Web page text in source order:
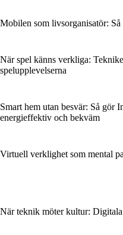
Mobilen som livsorganisatör:
När spel känns verkliga:
spelupplevelserna
Smart hem utan besvär: Så gör
energieffektiv och bekväm
Virtuell verklighet som mental
När teknik möter kultur: